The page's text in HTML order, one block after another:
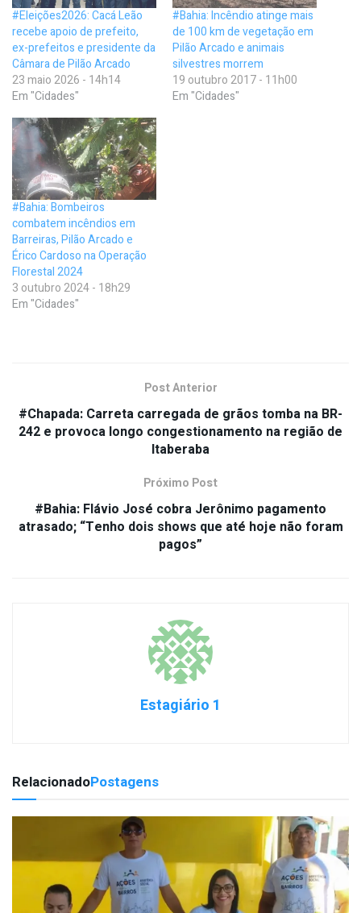
#Eleições2026: Cacá Leão
recebe apoio de prefeito,
ex-prefeitos e presidente da
Câmara de Pilão Arcado
23 maio 2026 - 14h14
Em "Cidades"
#Bahia: Incêndio atinge mais
de 100 km de vegetação em
Pilão Arcado e animais
silvestres morrem
19 outubro 2017 - 11h00
Em "Cidades"
#Bahia: Bombeiros
combatem incêndios em
Barreiras, Pilão Arcado e
Érico Cardoso na Operação
Florestal 2024
3 outubro 2024 - 18h29
Em "Cidades"
Post Anterior
#Chapada: Carreta carregada de grãos tomba na BR-
242 e provoca longo congestionamento na região de
Itaberaba
Próximo Post
#Bahia: Flávio José cobra Jerônimo pagamento
atrasado; “Tenho dois shows que até hoje não foram
pagos”
Estagiário 1
RelacionadoPostagens